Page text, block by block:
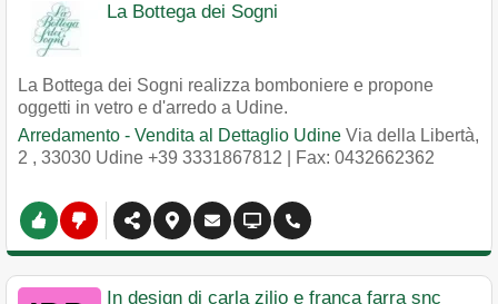
La Bottega dei Sogni
La Bottega dei Sogni realizza bomboniere e propone
oggetti in vetro e d'arredo a Udine.
Arredamento - Vendita al Dettaglio Udine Via della Libertà,
2 , 33030 Udine +39 3331867812 | Fax: 0432662362
In design di carla zilio e franca farra snc